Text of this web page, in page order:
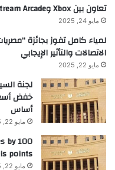
تعاون بين Xbox وAntstream Arcade
مايو 24, 2025
لمياء كامل تفوز بجائزة
الاتصالات والتأثير الإيجابي
مايو 22, 2025
لجنة
أساس
مايو 22, 2025
by 100
points
مايو 22, 2025